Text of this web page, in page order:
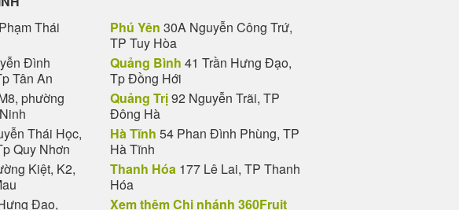
Thái
Đình
Tân An
phường
Thái Học,
Quy Nhơn
Kiệt, K2,
Đạo,
Phú Yên 30A Nguyễn Công Trứ,
TP Tuy Hòa
Quảng Bình 41 Trần Hưng Đạo,
Tp Đồng Hới
Quảng Trị92 Nguyễn Trãi, TP
Đông Hà
Hà Tĩnh 54 Phan Đình Phùng, TP
Hà Tĩnh
Thanh Hóa 177 Lê Lai, TP Thanh
Hóa
Xem thêm Chi nhánh 360Fruit